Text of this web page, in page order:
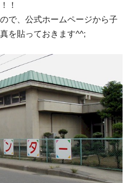
！
で、公式ホームページから子
を貼っておきます^^;